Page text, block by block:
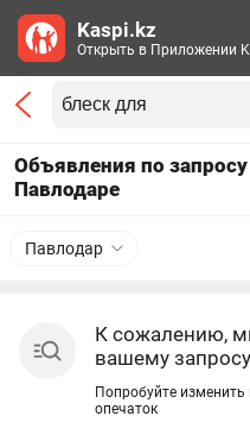
Объявления по
Павлодаре
Павлодар
К сожалению,
вашему запросу
Попробуйте изменить
опечаток
Kaspi.kz
Открыть в Приложении